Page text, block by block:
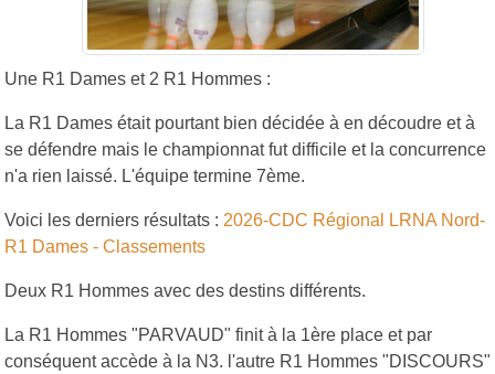
Une R1 Dames et 2 R1 Hommes :
La R1 Dames était pourtant bien décidée à en découdre et à
se défendre mais le championnat fut difficile et la concurrence
n'a rien laissé. L'équipe termine 7ème.
Voici les derniers résultats : 2026-CDC Régional LRNA Nord-
R1 Dames - Classements
Deux R1 Hommes avec des destins différents.
La R1 Hommes "PARVAUD" finit à la 1ère place et par
conséquent accède à la N3. l'autre R1 Hommes "DISCOURS"